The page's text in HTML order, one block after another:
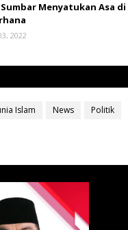
Sumbar Menyatukan Asa
2022
Islam News
Politik